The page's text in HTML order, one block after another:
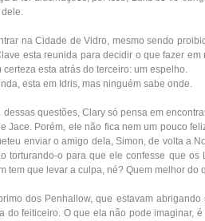
na Cidade de Vidro, mesmo sendo
esta reunida para decidir o que fazer
esta atrás do terceiro: um espelho.
esta em Idris, mas ninguém sabe onde.
questões, Clary só pensa em
Jace. Porém, ele não fica nem um pouco
enviar o amigo dela, Simon, de volta a
torturando-o para que ele confesse que os
tem que levar a culpa, né? Quem melhor do
dos Penhallow, que estavam
do feiticeiro. O que ela não pode imaginar,